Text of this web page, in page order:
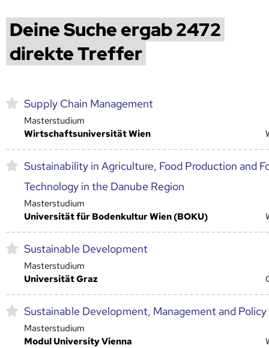
Deine Suche ergab 2472
direkte Treffer
Supply Chain Management
Masterstudium
Wirtschaftsuniversität Wien
Sustainability in Agriculture, Food Production and
Technology in the Danube Region
Masterstudium
Universität für Bodenkultur Wien (BOKU)
Sustainable Development
Masterstudium
Universität Graz
Sustainable Development, Management and Policy
Masterstudium
Modul University Vienna